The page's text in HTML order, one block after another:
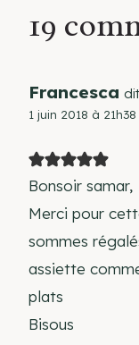
19
Francesca
1 juin 2018 à 21h38
Bonsoir samar,
Merci pour
sommes
assiette
plats
Bisous